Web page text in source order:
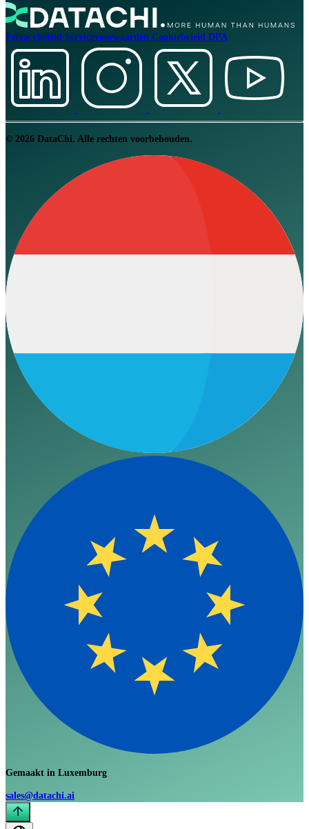
Privacybeleid Servicevoorwaarden Cookiebeleid DPA
© 2026 DataChi. Alle rechten voorbehouden.
Gemaakt in Luxemburg
sales@datachi.ai